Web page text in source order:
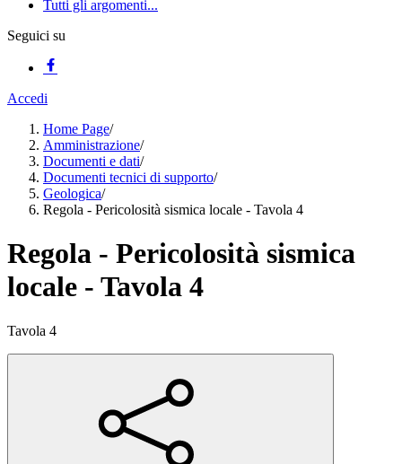
Tutti gli argomenti...
Seguici su
Accedi
Home Page/
Amministrazione/
Documenti e dati/
Documenti tecnici di supporto/
Geologica/
Regola - Pericolosità sismica locale - Tavola 4
Regola - Pericolosità sismica
locale - Tavola 4
Tavola 4